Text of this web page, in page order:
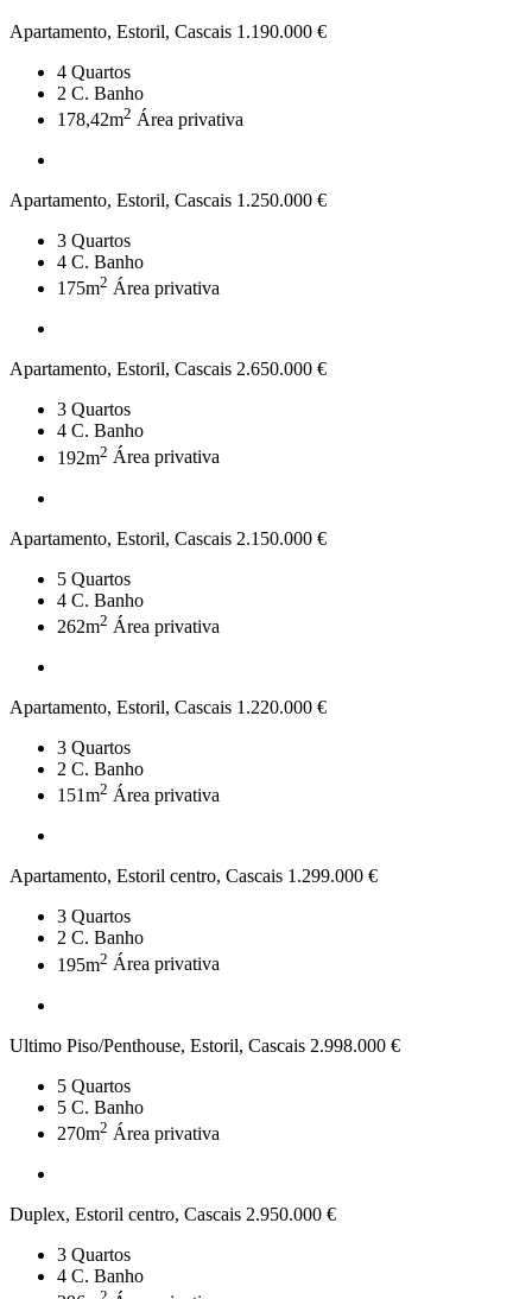
Apartamento, Estoril, Cascais 1.190.000 €
4 Quartos
2 C. Banho
178,42m2 Área privativa
Apartamento, Estoril, Cascais 1.250.000 €
3 Quartos
4 C. Banho
175m2 Área privativa
Apartamento, Estoril, Cascais 2.650.000 €
3 Quartos
4 C. Banho
192m2 Área privativa
Apartamento, Estoril, Cascais 2.150.000 €
5 Quartos
4 C. Banho
262m2 Área privativa
Apartamento, Estoril, Cascais 1.220.000 €
3 Quartos
2 C. Banho
151m2 Área privativa
Apartamento, Estoril centro, Cascais 1.299.000 €
3 Quartos
2 C. Banho
195m2 Área privativa
Ultimo Piso/Penthouse, Estoril, Cascais 2.998.000 €
5 Quartos
5 C. Banho
270m2 Área privativa
Duplex, Estoril centro, Cascais 2.950.000 €
3 Quartos
4 C. Banho